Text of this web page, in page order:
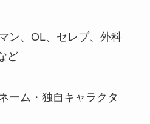
ン、OL、セレブ、外科
ど
ーム・独自キャラクタ